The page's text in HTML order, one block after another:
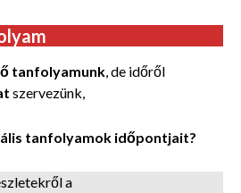
tanfolyamunk , de időről
szervezünk,
tanfolyamok időpontjait?
a